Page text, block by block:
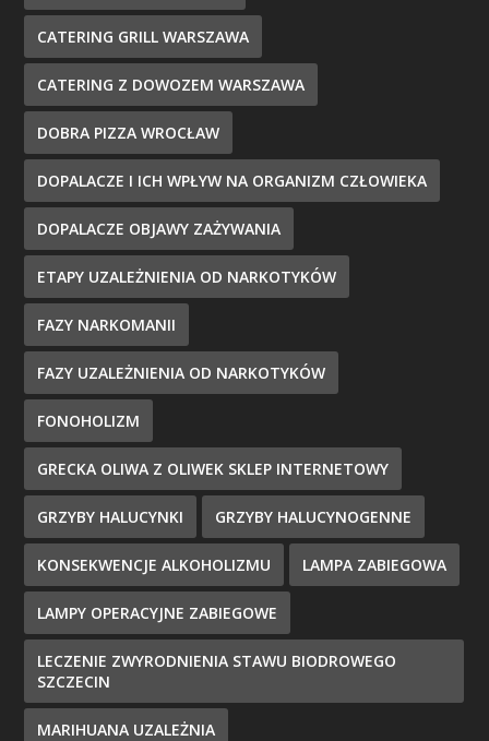
CATERING GRILL WARSZAWA
CATERING Z DOWOZEM WARSZAWA
DOBRA PIZZA WROCŁAW
DOPALACZE I ICH WPŁYW NA ORGANIZM CZŁOWIEKA
DOPALACZE OBJAWY ZAŻYWANIA
ETAPY UZALEŻNIENIA OD NARKOTYKÓW
FAZY NARKOMANII
FAZY UZALEŻNIENIA OD NARKOTYKÓW
FONOHOLIZM
GRECKA OLIWA Z OLIWEK SKLEP INTERNETOWY
GRZYBY HALUCYNKI GRZYBY HALUCYNOGENNE
KONSEKWENCJE ALKOHOLIZMU LAMPA ZABIEGOWA
LAMPY OPERACYJNE ZABIEGOWE
LECZENIE ZWYRODNIENIA STAWU BIODROWEGO
SZCZECIN
MARIHUANA UZALEŻNIA